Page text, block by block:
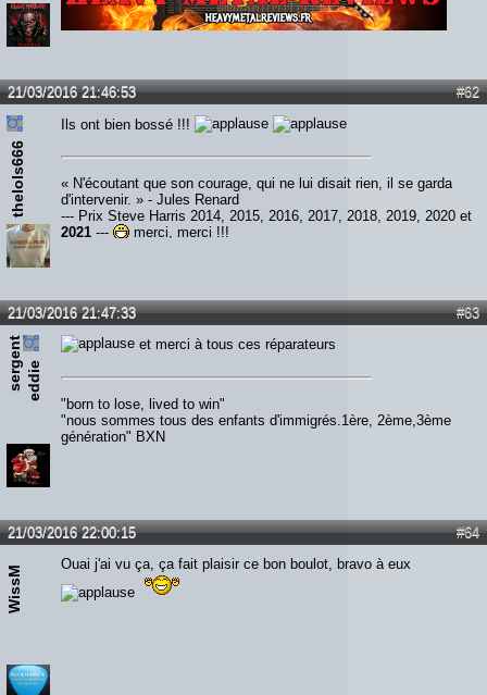
#62
21/03/2016 21:46:53
thelols666
Ils ont bien bossé !!!
« N'écoutant que son courage, qui ne lui disait rien, il se garda
d'intervenir. » - Jules Renard
--- Prix Steve Harris 2014, 2015, 2016, 2017, 2018, 2019, 2020 et
2021 --- merci, merci !!!
#63
21/03/2016 21:47:33
s
e
rg
e
n
t
e
d
d
ie
et merci à tous ces réparateurs
"born to lose, lived to win"
"nous sommes tous des enfants d'immigrés.1ère, 2ème,3ème
génération" BXN
#64
21/03/2016 22:00:15
WissM
Ouai j'ai vu ça, ça fait plaisir ce bon boulot, bravo à eux